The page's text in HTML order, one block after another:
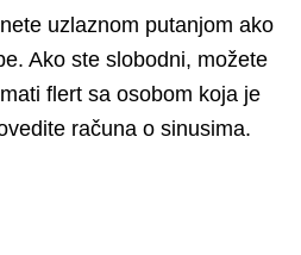
uzlaznom putanjom ako
Ako ste slobodni, možete
flert sa osobom koja je
računa o sinusima.